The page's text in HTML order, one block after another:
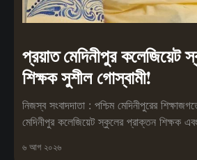
প্রয়াত মেদিনীপুর কলেজিয়েট
শিক্ষক সুশীল গোস্বামী!
নিজস্ব সংবাদদাতা : পশ্চিম মেদিনীপুরের
মেদিনীপুর কলেজিয়েট স্কুলের প্রাক্তন শিক্ষক
৬ আগ ২০২৬